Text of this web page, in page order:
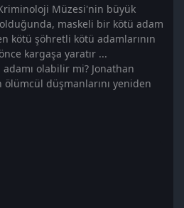
Müzesi'nin büyük
maskeli bir kötü adam
kötü şöhretli kötü adamlarının
kargaşa yaratır ...
adamı olabilir mi? Jonathan
ölümcül düşmanlarını yeniden